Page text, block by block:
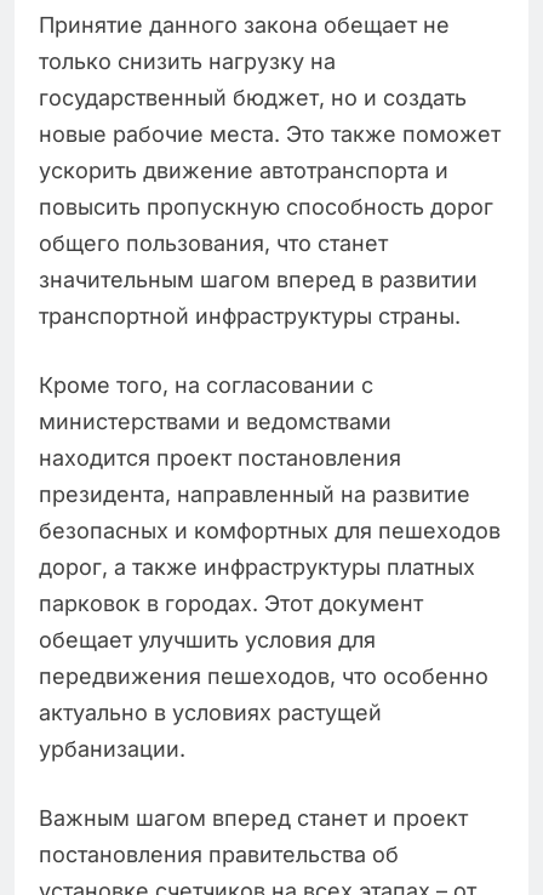
Принятие данного закона обещает не
только снизить нагрузку на
государственный бюджет, но и создать
новые рабочие места. Это также поможет
ускорить движение автотранспорта и
повысить пропускную способность дорог
общего пользования, что станет
значительным шагом вперед в развитии
транспортной инфраструктуры страны.
Кроме того, на согласовании с
министерствами и ведомствами
находится проект постановления
президента, направленный на развитие
безопасных и комфортных для пешеходов
дорог, а также инфраструктуры платных
парковок в городах. Этот документ
обещает улучшить условия для
передвижения пешеходов, что особенно
актуально в условиях растущей
урбанизации.
Важным шагом вперед станет и проект
постановления правительства об